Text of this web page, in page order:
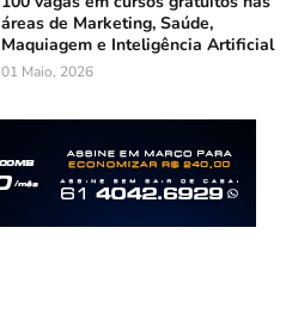
áreas de Marketing, Saúde,
Maquiagem e Inteligência Artificial
01 Maio, 2026